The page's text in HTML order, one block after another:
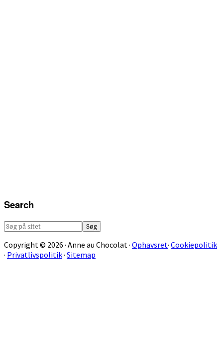
Search
Søg
sitet
Copyright © 2026 · Anne au Chocolat · Ophavsret· Cookiepolitik
· Privatlivspolitik· Sitemap